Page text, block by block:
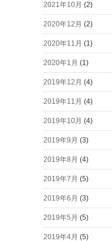
2021年10月 (2)
2020年12月 (2)
2020年11月 (1)
2020年1月 (1)
2019年12月 (4)
2019年11月 (4)
2019年10月 (4)
2019年9月 (3)
2019年8月 (4)
2019年7月 (5)
2019年6月 (3)
2019年5月 (5)
2019年4月 (5)